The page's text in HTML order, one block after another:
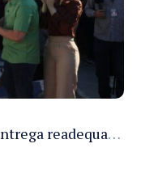
Governador Roberto Cidade entrega readequação do ambulatório da FCecon e amplia capacidade de atendimento oncológico em Manaus